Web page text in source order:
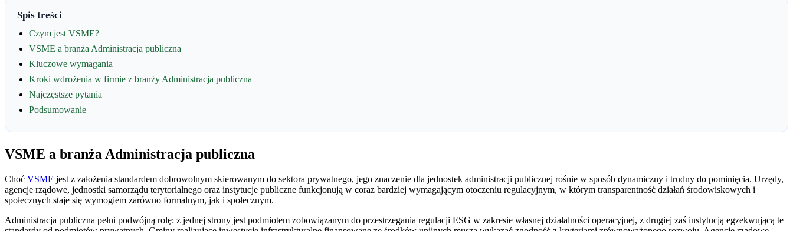
Spis treści
Czym jest VSME?
VSME a branża Administracja publiczna
Kluczowe wymagania
Kroki wdrożenia w firmie z branży Administracja publiczna
Najczęstsze pytania
Podsumowanie
VSME a branża Administracja publiczna
Choć VSME jest z założenia standardem dobrowolnym skierowanym do sektora prywatnego, jego znaczenie dla jednostek administracji publicznej rośnie w sposób dynamiczny i trudny do pominięcia. Urzędy,
agencje rządowe, jednostki samorządu terytorialnego oraz instytucje publiczne funkcjonują w coraz bardziej wymagającym otoczeniu regulacyjnym, w którym transparentność działań środowiskowych i
społecznych staje się wymogiem zarówno formalnym, jak i społecznym.
Administracja publiczna pełni podwójną rolę: z jednej strony jest podmiotem zobowiązanym do przestrzegania regulacji ESG w zakresie własnej działalności operacyjnej, z drugiej zaś instytucją egzekwującą te